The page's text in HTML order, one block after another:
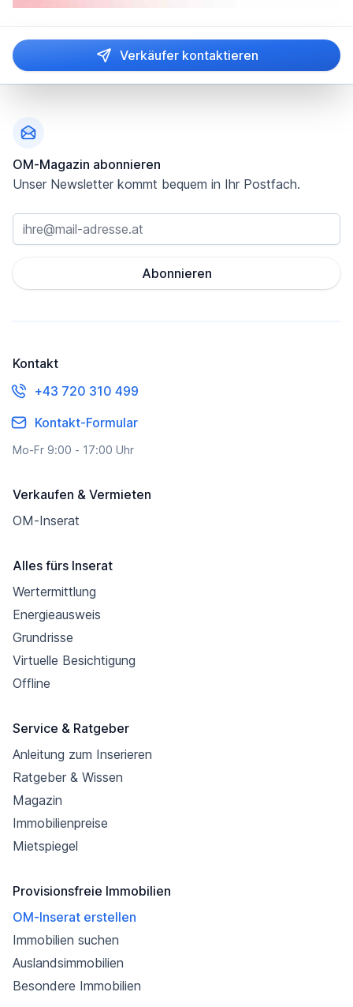
Verkäufer kontaktieren
OM-Magazin abonnieren
Unser Newsletter kommt bequem in Ihr Postfach.
Abonnieren
Kontakt
+43 720 310 499
Kontakt-Formular
Mo-Fr 9:00 - 17:00 Uhr
Verkaufen & Vermieten
OM-Inserat
Alles fürs Inserat
Wertermittlung
Energieausweis
Grundrisse
Virtuelle Besichtigung
Offline
Service & Ratgeber
Anleitung zum Inserieren
Ratgeber & Wissen
Magazin
Immobilienpreise
Mietspiegel
Provisionsfreie Immobilien
OM-Inserat erstellen
Immobilien suchen
Auslandsimmobilien
Besondere Immobilien